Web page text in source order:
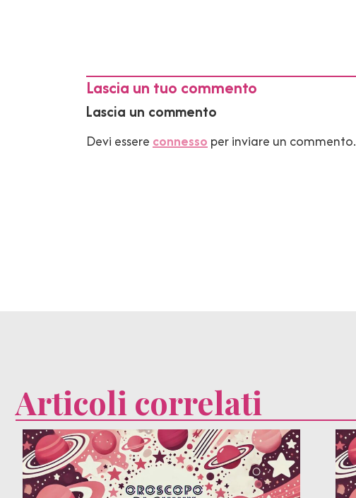
Lascia un tuo commento
Lascia un commento
Devi essere connesso per inviare un commento.
Articoli correlati